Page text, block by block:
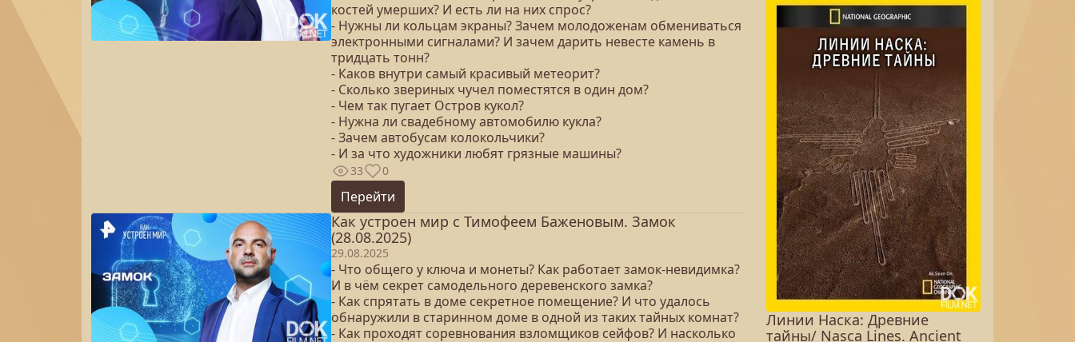
костей умерших? И есть ли на них спрос?
- Нужны ли кольцам экраны? Зачем молодоженам обмениваться
электронными сигналами? И зачем дарить невесте камень в
тридцать тонн?
- Каков внутри самый красивый метеорит?
- Сколько звериных чучел поместятся в один дом?
- Чем так пугает Остров кукол?
- Нужна ли свадебному автомобилю кукла?
- Зачем автобусам колокольчики?
- И за что художники любят грязные машины?
33 0
Перейти
Как устроен мир с Тимофеем Баженовым. Замок
(28.08.2025)
29.08.2025
- Что общего у ключа и монеты? Как работает замок-невидимка?
И в чём секрет самодельного деревенского замка?
- Как спрятать в доме секретное помещение? И что удалось
обнаружили в старинном доме в одной из таких тайных комнат?
- Как проходят соревнования взломщиков сейфов? И насколько
Линии Наска: Древние
тайны/ Nasca Lines. Ancient